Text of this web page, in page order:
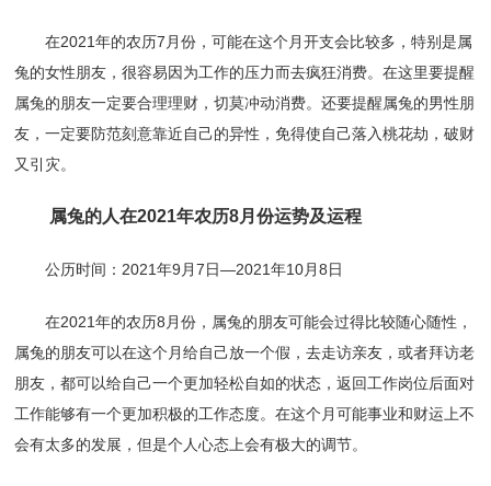
在2021年的农历7月份，可能在这个月开支会比较多，特别是属
兔的女性朋友，很容易因为工作的压力而去疯狂消费。在这里要提醒
属兔的朋友一定要合理理财，切莫冲动消费。还要提醒属兔的男性朋
友，一定要防范刻意靠近自己的异性，免得使自己落入桃花劫，破财
又引灾。
属兔的人在2021年农历8月份运势及运程
公历时间：2021年9月7日—2021年10月8日
在2021年的农历8月份，属兔的朋友可能会过得比较随心随性，
属兔的朋友可以在这个月给自己放一个假，去走访亲友，或者拜访老
朋友，都可以给自己一个更加轻松自如的状态，返回工作岗位后面对
工作能够有一个更加积极的工作态度。在这个月可能事业和财运上不
会有太多的发展，但是个人心态上会有极大的调节。